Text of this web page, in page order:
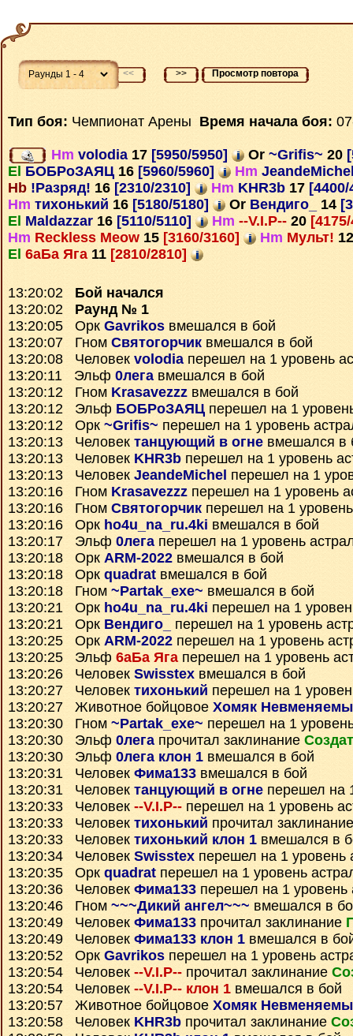
<< >> Просмотр повтора
Тип боя: Чемпионат Арены Время начала боя:
Hm volodia 17 [5950/5950] Or ~Grifis~ 20
El БОБРоЗАЯЦ 16 [5960/5960] Hm
Hb !Разряд! 16 [2310/2310] Hm KHR3b 17
Hm тихонький 16 [5180/5180] Or Вендиго_ 14
El Maldazzar 16 [5110/5110] Hm --V.I.P-- 20
Hm Reckless Meow 15 [3160/3160] Hm Мульт! 12
El 6аБа Яга 11 [2810/2810]
13:20:02 Бой начался
13:20:02 Раунд № 1
13:20:05 Орк Gavrikos вмешался в бой
13:20:07 Гном Святогорчик вмешался в бой
13:20:08 Человек volodiaперешел на 1 уровень
13:20:11 Эльф 0легавмешался в бой
13:20:12 Гном Krasavezzz вмешался в бой
13:20:12 Эльф БОБРоЗАЯЦ перешел на 1
13:20:12 Орк ~Grifis~ перешел на 1 уровень
13:20:13 Человек танцующий в огне вмешался в
13:20:13 Человек KHR3b перешел на 1 уровень
13:20:13 Человек JeandeMichel перешел на 1
13:20:16 Гном Krasavezzz перешел на 1 уровень
13:20:16 Гном Святогорчик перешел на 1
13:20:16 Орк ho4u_na_ru.4ki вмешался в бой
13:20:17 Эльф 0легаперешел на 1 уровень
13:20:18 Орк ARM-2022 вмешался в бой
13:20:18 Орк quadrat вмешался в бой
13:20:18 Гном ~Partak_exe~ вмешался в бой
13:20:21 Орк ho4u_na_ru.4ki перешел на 1
13:20:21 Орк Вендиго_
перешел на 1 уровень
13:20:25 Орк ARM-2022 перешел на 1 уровень
13:20:25 Эльф 6аБа Ягаперешел на 1 уровень
13:20:26 Человек Swisstex вмешался в бой
13:20:27 Человек тихонький перешел на 1
13:20:27 Животное бойцовое Хомяк
13:20:30 Гном ~Partak_exe~ перешел на 1
13:20:30 Эльф 0легапрочитал заклинание
13:20:30 Эльф 0лега клон 1 вмешался в бой
13:20:31 Человек Фима133 вмешался в бой
13:20:31 Человек танцующий в огне перешел на
13:20:33 Человек --V.I.P-- перешел на 1 уровень
13:20:33 Человек тихонький прочитал
13:20:33 Человек тихонький клон 1 вмешался в
13:20:34 Человек Swisstex перешел на 1 уровень
13:20:35 Орк quadrat перешел на 1 уровень
13:20:36 Человек Фима133 перешел на 1 уровень
13:20:46 Гном ~~~Дикий ангел~~~ вмешался в
13:20:49 Человек Фима133 прочитал заклинание
13:20:49 Человек Фима133 клон 1 вмешался в
13:20:52 Орк Gavrikos перешел на 1 уровень
13:20:54 Человек --V.I.P-- прочитал заклинание
13:20:54 Человек --V.I.P-- клон 1 вмешался в бой
13:20:57 Животное бойцовое Хомяк
13:20:58 Человек KHR3b прочитал заклинание